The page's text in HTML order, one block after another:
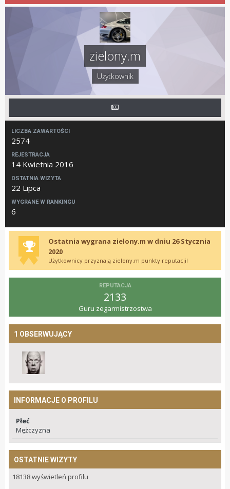
zielony.m
Użytkownik
LICZBA ZAWARTOŚCI
2574
REJESTRACJA
14 Kwietnia 2016
OSTATNIA WIZYTA
22 Lipca
WYGRANE W RANKINGU
6
Ostatnia wygrana zielony.m w dniu 26 Stycznia
2020
Użytkownicy przyznają zielony.m punkty reputacji!
REPUTACJA
2133
Guru zegarmistrzostwa
1 OBSERWUJĄCY
INFORMACJE O PROFILU
Płeć
Mężczyzna
OSTATNIE WIZYTY
18138 wyświetleń profilu